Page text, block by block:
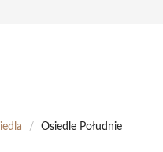
/
Osiedle Południe